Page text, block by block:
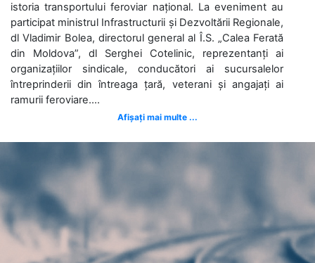
istoria transportului feroviar național. La eveniment au
participat ministrul Infrastructurii și Dezvoltării Regionale,
dl Vladimir Bolea, directorul general al Î.S. „Calea Ferată
din Moldova”, dl Serghei Cotelinic, reprezentanți ai
organizațiilor sindicale, conducători ai sucursalelor
întreprinderii din întreaga țară, veterani și angajați ai
ramurii feroviare....
Afișați mai multe ...